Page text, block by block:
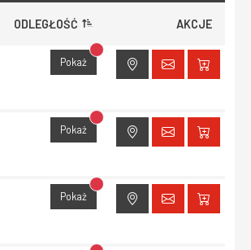
ODLEGŁOŚĆ AKCJE
Pokaż Brak dostępu do lokalizacji
Pokaż Brak dostępu do lokalizacji
Pokaż Brak dostępu do lokalizacji